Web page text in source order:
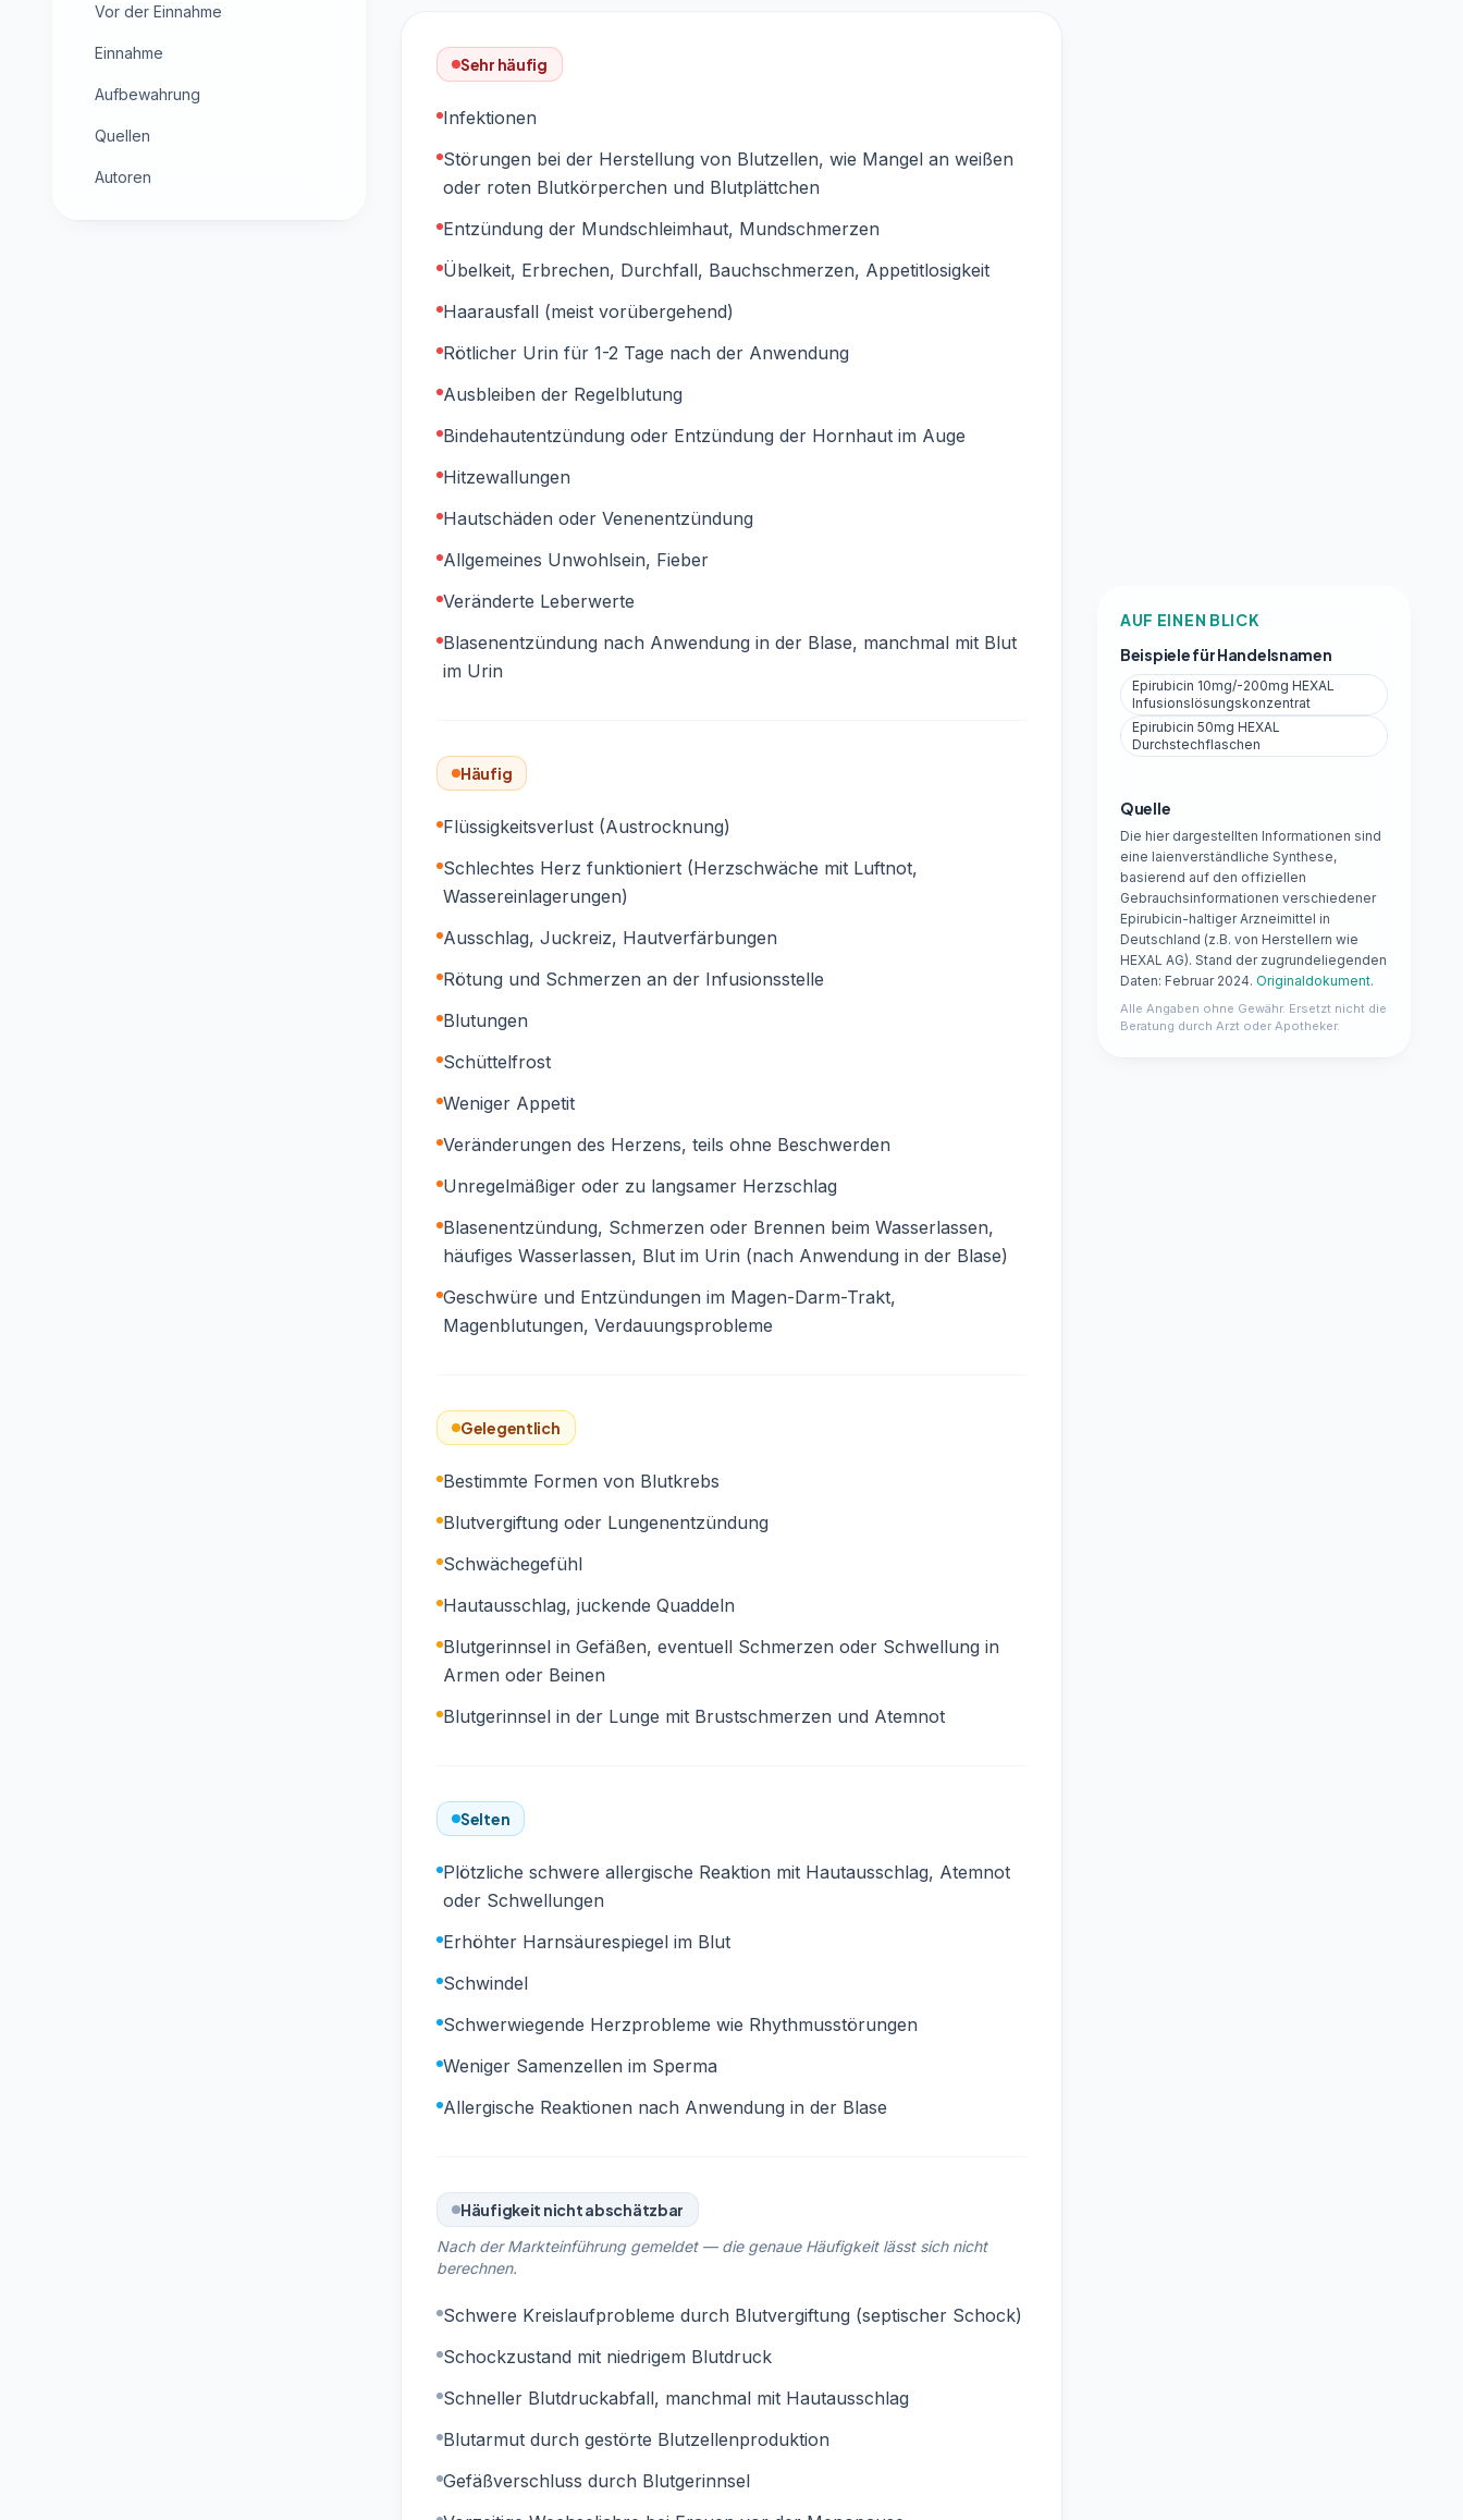
Vor der Einnahme
Einnahme
Aufbewahrung
Quellen
Autoren
Sehr häufig
Infektionen
Störungen bei der Herstellung von Blutzellen, wie Mangel an weißen
oder roten Blutkörperchen und Blutplättchen
Entzündung der Mundschleimhaut, Mundschmerzen
Übelkeit, Erbrechen, Durchfall, Bauchschmerzen, Appetitlosigkeit
Haarausfall (meist vorübergehend)
Rötlicher Urin für 1-2 Tage nach der Anwendung
Ausbleiben der Regelblutung
Bindehautentzündung oder Entzündung der Hornhaut im Auge
Hitzewallungen
Hautschäden oder Venenentzündung
Allgemeines Unwohlsein, Fieber
Veränderte Leberwerte
Blasenentzündung nach Anwendung in der Blase, manchmal mit Blut
im Urin
Häufig
Flüssigkeitsverlust (Austrocknung)
Schlechtes Herz funktioniert (Herzschwäche mit Luftnot,
Wassereinlagerungen)
Ausschlag, Juckreiz, Hautverfärbungen
Rötung und Schmerzen an der Infusionsstelle
Blutungen
Schüttelfrost
Weniger Appetit
Veränderungen des Herzens, teils ohne Beschwerden
Unregelmäßiger oder zu langsamer Herzschlag
Blasenentzündung, Schmerzen oder Brennen beim Wasserlassen,
häufiges Wasserlassen, Blut im Urin (nach Anwendung in der Blase)
Geschwüre und Entzündungen im Magen-Darm-Trakt,
Magenblutungen, Verdauungsprobleme
Gelegentlich
Bestimmte Formen von Blutkrebs
Blutvergiftung oder Lungenentzündung
Schwächegefühl
Hautausschlag, juckende Quaddeln
Blutgerinnsel in Gefäßen, eventuell Schmerzen oder Schwellung in
Armen oder Beinen
Blutgerinnsel in der Lunge mit Brustschmerzen und Atemnot
Selten
Plötzliche schwere allergische Reaktion mit Hautausschlag, Atemnot
oder Schwellungen
Erhöhter Harnsäurespiegel im Blut
Schwindel
Schwerwiegende Herzprobleme wie Rhythmusstörungen
Weniger Samenzellen im Sperma
Allergische Reaktionen nach Anwendung in der Blase
Häufigkeit nicht abschätzbar
Nach der Markteinführung gemeldet — die genaue Häufigkeit lässt sich nicht
berechnen.
Schwere Kreislaufprobleme durch Blutvergiftung (septischer Schock)
Schockzustand mit niedrigem Blutdruck
Schneller Blutdruckabfall, manchmal mit Hautausschlag
Blutarmut durch gestörte Blutzellenproduktion
Gefäßverschluss durch Blutgerinnsel
AUF EINEN BLICK
Beispiele für Handelsnamen
Epirubicin 10mg/-200mg HEXAL
Infusionslösungskonzentrat
Epirubicin 50mg HEXAL
Durchstechflaschen
Quelle
Die hier dargestellten Informationen sind
eine laienverständliche Synthese,
basierend auf den offiziellen
Gebrauchsinformationen verschiedener
Epirubicin-haltiger Arzneimittel in
Deutschland (z.B. von Herstellern wie
HEXAL AG). Stand der zugrundeliegenden
Daten: Februar 2024. Originaldokument.
Alle Angaben ohne Gewähr. Ersetzt nicht die
Beratung durch Arzt oder Apotheker.